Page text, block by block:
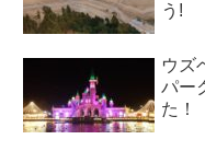
う!
ウズ
パー
た！